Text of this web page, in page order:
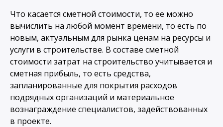
Что касается сметной стоимости, то ее можно
вычислить на любой момент времени, то есть по
новым, актуальным для рынка ценам на ресурсы и
услуги в строительстве. В составе сметной
стоимости затрат на строительство учитывается и
сметная прибыль, то есть средства,
запланированные для покрытия расходов
подрядных организаций и материальное
вознаграждение специалистов, задействованных
в проекте.